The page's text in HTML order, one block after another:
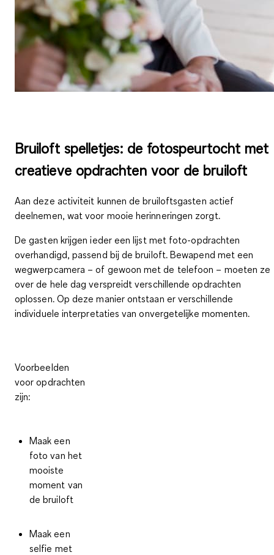
Bruiloft spelletjes: de fotospeurtocht met
creatieve opdrachten voor de bruiloft
Aan deze activiteit kunnen debruiloftsgasten actief
deelnemen, wat voor mooie herinneringen zorgt.
De gasten krijgen ieder eenlijst met foto-opdrachten
overhandigd, passend bij de bruiloft. Bewapend met een
wegwerpcamera – of gewoon met de telefoon – moeten ze
over de hele dag verspreidt verschillende opdrachten
oplossen. Op deze manier ontstaan er verschillende
individuele interpretaties van onvergetelijke momenten.
Voorbeelden
voor opdrachten
zijn:
Maak een
foto van het
mooiste
moment van
de bruiloft
Maak een
selfie met